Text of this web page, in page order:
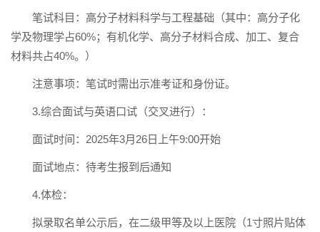
笔试科目：高分子材料科学与工程基础（其中：高分子化
学及物理学占60%；有机化学、高分子材料合成、加工、复合
材料共占40%。）
注意事项：笔试时需出示准考证和身份证。
3.综合面试与英语口试（交叉进行）：
面试时间：2025年3月26日上午9:00开始
面试地点：待考生报到后通知
4.体检：
拟录取名单公示后，在二级甲等及以上医院（1寸照片贴体